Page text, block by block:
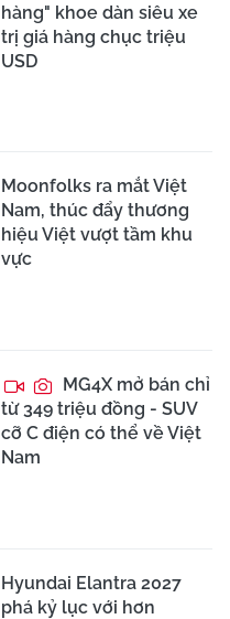
hàng" khoe dàn siêu xe
trị giá hàng chục triệu
USD
Moonfolks ra mắt Việt
Nam, thúc đẩy thương
hiệu Việt vượt tầm khu
vực
MG4X mở bán chỉ
từ 349 triệu đồng - SUV
cỡ C điện có thể về Việt
Nam
Hyundai Elantra 2027
phá kỷ lục với hơn